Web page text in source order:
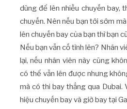
dùng để lên nhiều chuyến bay,
chuyến. Nên nếu bạn tới sớm
lên chuyến bay của bạn thì bạn
Nếu bạn vẫn cố tình lên? Nhân
lại, nếu nhân viên này cũng
có thể vẫn lên được nhưng
mà có thi bay thẳng qua Dubai.
hiệu chuyến bay và giờ bay tại